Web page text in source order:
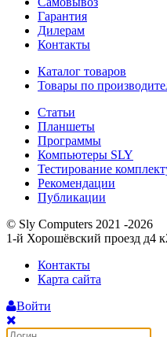
Гарантия
Дилерам
Контакты
Каталог товаров
Товары по
Статьи
Планшеты
Программы
Компьютеры SLY
Тестирование
Рекомендации
Публикации
© Sly Computers 2021 -2026
1-й Хорошёвский проезд д4
Контакты
Карта сайта
Войти